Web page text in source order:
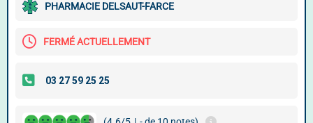
PHARMACIE DELSAUT-FARCE
FERMÉ ACTUELLEMENT